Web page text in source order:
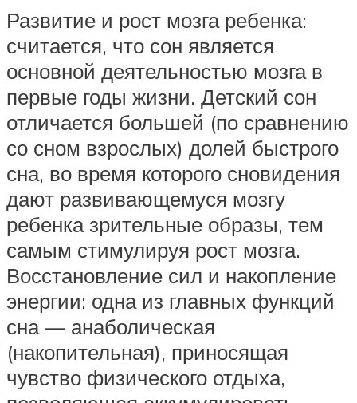
Развитие и рост мозга ребенка:
считается, что сон является
основной деятельностью мозга в
первые годы жизни. Детский сон
отличается большей (по сравнению
со сном взрослых) долей быстрого
сна, во время которого сновидения
дают развивающемуся мозгу
ребенка зрительные образы, тем
самым стимулируя рост мозга.
Восстановление сил и накопление
энергии: одна из главных функций
сна — анаболическая
(накопительная), приносящая
чувство физического отдыха,